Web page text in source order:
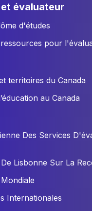
et évaluateur
d'études
pour
territoires du Canada
au Canada
Des Services
Lisbonne Sur La
Internationales